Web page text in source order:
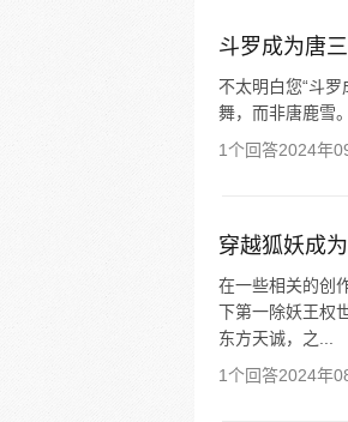
斗罗成为唐
不太明白您“斗
舞，而非唐鹿雪。
1个回答2024年
穿越狐妖成
在一些相关的创
下第一除妖王权
东方天诚，之...
1个回答2024年